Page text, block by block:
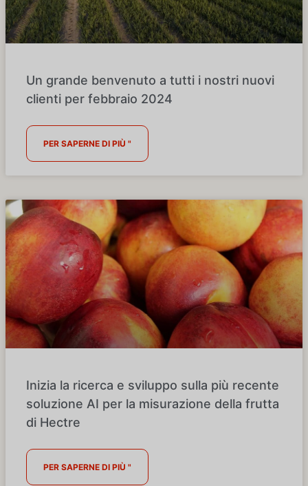
Un grande benvenuto a tutti i nostri nuovi
clienti per febbraio 2024
PER SAPERNE DI PIÙ "
Inizia la ricerca e sviluppo sulla più recente
soluzione AI per la misurazione della frutta
di Hectre
PER SAPERNE DI PIÙ "